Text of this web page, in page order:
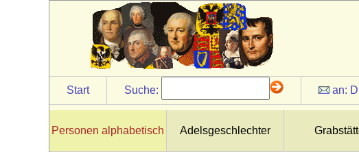
Start Suche: an:
Personen alphabetisch Adelsgeschlechter
Walburga von Habsburg
* 05.10.1958;
Walburga von Manderscheid-Schleiden
(Walpurgis von Manderscheid)
* 1468; + 1527
Walburga von Rietberg (Walpurgis von
Rietberg)
* ca. 1355; + 23.10.1418